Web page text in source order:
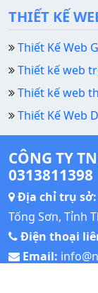
THIẾT KẾ
Thiết Kế Web
Thiết kế web
Thiết kế web
Thiết Kế Web
CÔNG TY
0313811398
Địa chỉ trụ sở:
Tống Sơn, Tỉnh
Điện thoại
Email: